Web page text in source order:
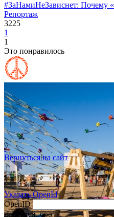
Вернуться на сайт
Указать OpenId
OpenID
действуй, бро
#ЗаНамиНеЗависнет: Почему
Репортаж
3225
1
1
Это понравилось